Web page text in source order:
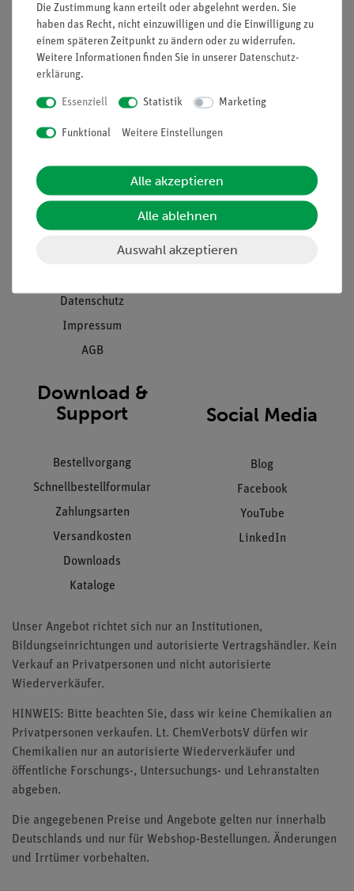
Nach oben
Informationen
Projekte und Lösungen
Presse
Stellenangebote
Datenschutz
Impressum
AGB
Service
Beratung & Showroom
Inventarisierungs- &
Inbetriebnahme & Schulungen
Download &
Support
Bestellvorgang
Schnellbestellformular
Zahlungsarten
Versandkosten
Downloads
Kataloge
Social Media
Blog
Facebook
YouTube
LinkedIn
Unser Angebot richtet sich nur an Institutionen,
Bildungseinrichtungen und autorisierte Vertragshändler. Kein
Verkauf an Privatpersonen und nicht autorisierte
Wiederverkäufer.
HINWEIS: Bitte beachten Sie, dass wir keine Chemikalien an
Privatpersonen verkaufen. Lt. ChemVerbotsV dürfen wir
Chemikalien nur an autorisierte Wiederverkäufer und
öffentliche Forschungs-, Untersuchungs- und Lehranstalten
abgeben.
Die angegebenen Preise und Angebote gelten nur innerhalb
Deutschlands und nur für Webshop-Bestellungen. Änderungen
und Irrtümer vorbehalten.
Die Zustimmung kann erteilt oder abgelehnt werden. Sie
haben das Recht, nicht einzuwilligen und die Einwilligung zu
einem späteren Zeitpunkt zu ändern oder zu widerrufen.
Weitere Informationen finden Sie in unserer Daten­schutz­
erklärung.
Essenziell Statistik Marketing
Funktional Weitere Einstellungen
Alle akzeptieren
Alle ablehnen
Auswahl akzeptieren